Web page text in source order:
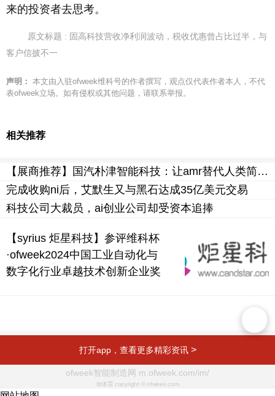
来的投资者去思考。
原文标题 : 固高科技营收净利润波动，税收优惠曾占比过半，与
客户信披不一
声明： 本文由入驻ofweek维科号的作者撰写，观点仅代表作者本人，不代
表ofweek立场。如有侵权或其他问题，请联系举报。
相关推荐
【展商推荐】国汽朴津智能科技：让amr替代人类简单重复的劳动
完成收购ni后，艾默生又与黑石达成35亿美元交易
科技公司大裁员，ai创业公司却受资本追捧
【syrius 炬星科技】参评维科杯
·ofweek2024中国工业自动化与
数字化行业卓越技术创新企业奖
打开app，查看更多精彩资讯 >
ofweek智能制造网 m.ofweek.com/im/
6t体育 copyright © ofweek.com